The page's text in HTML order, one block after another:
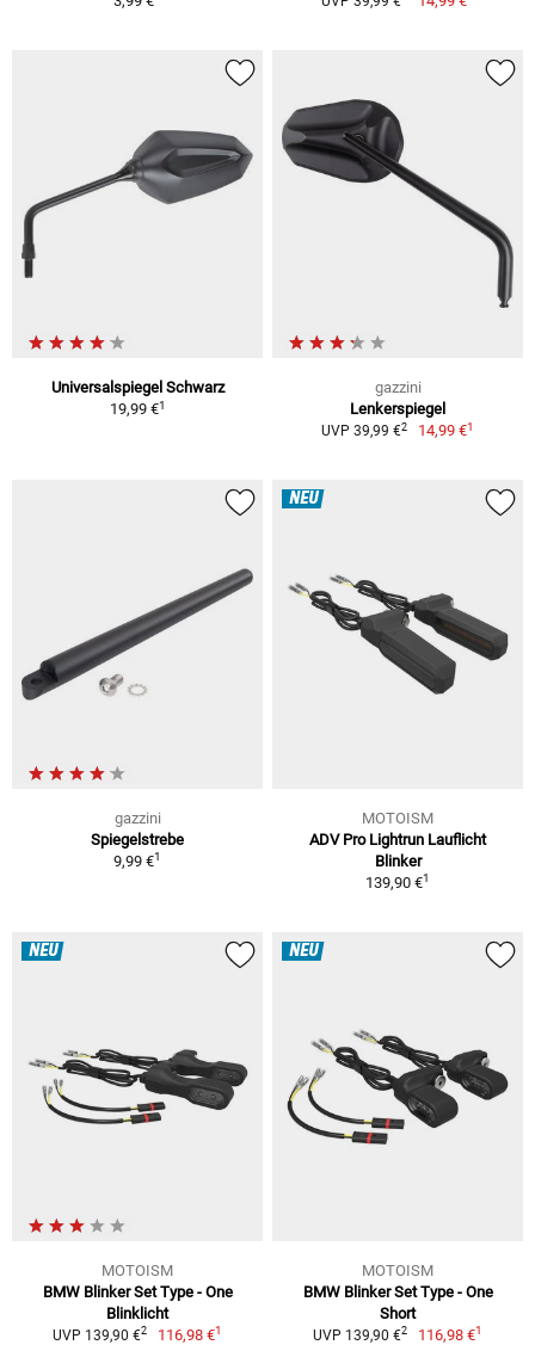
Universalspiegel Schwarz
19,99 €1
gazzini
Lenkerspiegel
UVP 39,99 €2 14,99 €1
gazzini
Spiegelstrebe
9,99 €1
NEU
MOTOISM
ADV Pro Lightrun Lauflicht
Blinker
139,90 €1
NEU
MOTOISM
BMW Blinker Set Type - One
Blinklicht
UVP 139,90 €2 116,98 €1
NEU
MOTOISM
BMW Blinker Set Type - One
Short
UVP 139,90 €2 116,98 €1